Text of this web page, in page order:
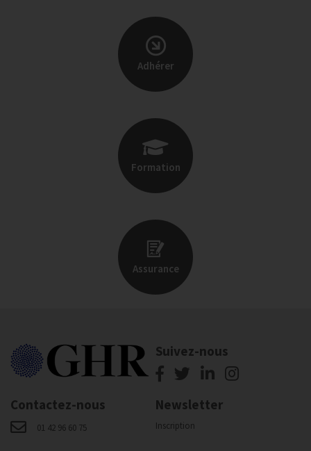
Adhérer
Formation
Assurance
Suivez-nous
Contactez-nous
01 42 96 60 75
Newsletter
Inscription